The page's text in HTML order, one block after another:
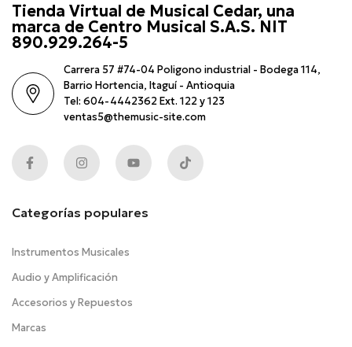
Tienda Virtual de Musical Cedar, una
marca de Centro Musical S.A.S. NIT
890.929.264-5
Carrera 57 #74-04 Poligono industrial - Bodega 114,
Barrio Hortencia, Itaguí - Antioquia
Tel: 604-4442362 Ext. 122 y 123
ventas5@themusic-site.com
Categorías populares
Instrumentos Musicales
Audio y Amplificación
Accesorios y Repuestos
Marcas